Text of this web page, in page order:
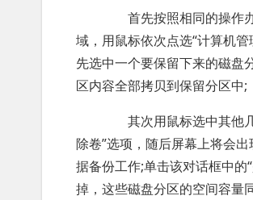
首先按照相同的操作办
域，用鼠标依次点选“计算机管
先选中一个要保留下来的磁盘
区内容全部拷贝到保留分区中;
其次用鼠标选中其他几
除卷”选项，随后屏幕上将会
据备份工作;单击该对话框中
掉，这些磁盘分区的空间容量